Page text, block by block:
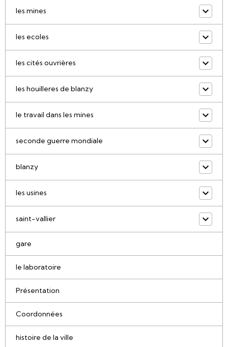
les mines
les ecoles
les cités ouvrières
les houilleres de blanzy
le travail dans les mines
seconde guerre mondiale
blanzy
les usines
saint-vallier
gare
le laboratoire
Présentation
Coordonnées
histoire de la ville